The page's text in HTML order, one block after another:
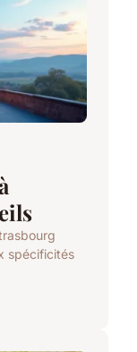
spécificités